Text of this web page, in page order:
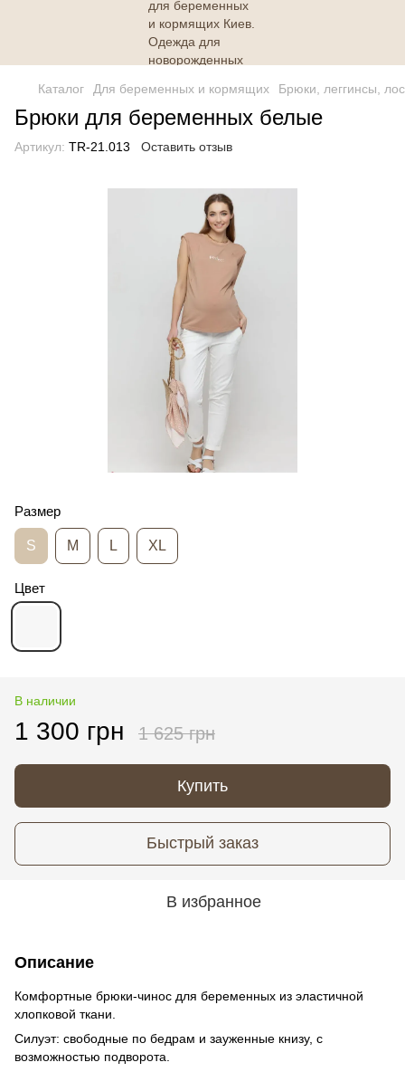
Каталог Для беременных и кормящих Брюки, леггинсы,
Брюки для беременных белые
Артикул: TR-21.013 Оставить отзыв
Размер
S M L XL
Цвет
В наличии
1 300 грн 1 625 грн
Купить
Быстрый заказ
В избранное
Описание
Комфортные брюки-чинос для беременных из эластичной
хлопковой ткани.
Силуэт: свободные по бедрам и зауженные книзу, с
возможностью подворота.